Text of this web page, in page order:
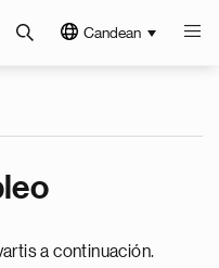
Candean
a continuación.